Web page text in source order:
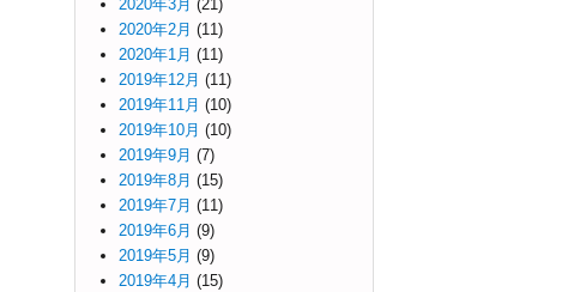
2020年3月 (21)
2020年2月 (11)
2020年1月 (11)
2019年12月 (11)
2019年11月 (10)
2019年10月 (10)
2019年9月 (7)
2019年8月 (15)
2019年7月 (11)
2019年6月 (9)
2019年5月 (9)
2019年4月 (15)